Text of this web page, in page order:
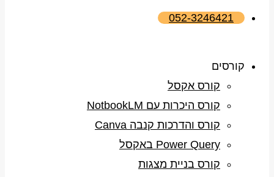
052-3246421
קורסים
קורס אקסל
קורס היכרות עם NotbookLM
קורס והדרכות קנבה Canva
Power Query באקסל
קורס בניית מצגות